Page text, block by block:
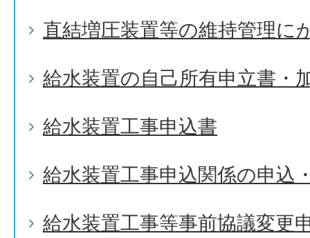
直結増圧装置等の維持管理に
給水装置の自己所有申立書・
給水装置工事申込書
給水装置工事申込関係の申込
給水装置工事等事前協議変更